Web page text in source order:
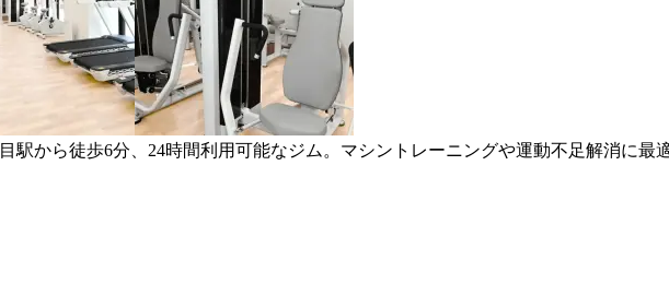
駅から徒歩6分、24時間利用可能なジム。マシントレーニングや運動不足解消に最